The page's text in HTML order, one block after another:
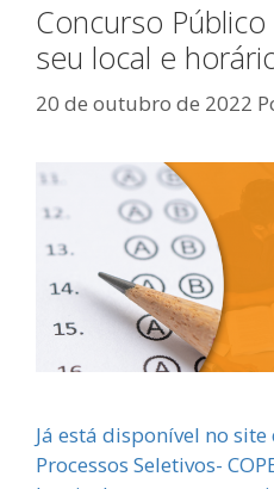
Concurso Público
seu local e
20 de outubro de 2022
Já está disponível no
Processos Seletivos-